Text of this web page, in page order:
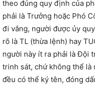
theo đúng quy định của
phải là Trưởng hoặc Phó
đi vắng, người được ủy
rõ là TL (thừa lệnh) hay
người này ít ra phải là Đội
trinh sát, chứ không thể
đều có thể ký tên, đóng